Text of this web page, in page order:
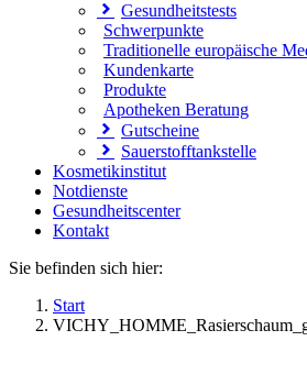
Gesundheitstests
Schwerpunkte
Traditionelle europäische
Kundenkarte
Produkte
Apotheken Beratung
Gutscheine
Sauerstofftankstelle
Kosmetikinstitut
Notdienste
Gesundheitscenter
Kontakt
Sie befinden sich hier:
Start